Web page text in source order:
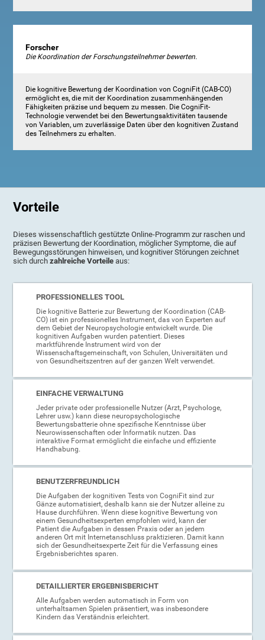
Forscher
Die Koordination der Forschungsteilnehmer bewerten.
Die kognitive Bewertung der Koordination von CogniFit (CAB-CO)
ermöglicht es, die mit der Koordination zusammenhängenden
Fähigkeiten präzise und bequem zu messen. Die CogniFit-
Technologie verwendet bei den Bewertungsaktivitäten tausende
von Variablen, um zuverlässige Daten über den kognitiven Zustand
des Teilnehmers zu erhalten.
Vorteile
Dieses wissenschaftlich gestützte Online-Programm zur raschen und
präzisen Bewertung der Koordination, möglicher Symptome, die auf
Bewegungsstörungen hinweisen, und kognitiver Störungen zeichnet
sich durchzahlreiche Vorteile aus:
PROFESSIONELLES TOOL
Die kognitive Batterie zur Bewertung der Koordination (CAB-
CO) ist ein professionelles Instrument, das von Experten auf
dem Gebiet der Neuropsychologie entwickelt wurde. Die
kognitiven Aufgaben wurden patentiert. Dieses
marktführende Instrument wird von der
Wissenschaftsgemeinschaft, von Schulen, Universitäten und
von Gesundheitszentren auf der ganzen Welt verwendet.
EINFACHE VERWALTUNG
Jeder private oder professionelle Nutzer (Arzt, Psychologe,
Lehrer usw.) kann diese neuropsychologische
Bewertungsbatterie ohne spezifische Kenntnisse über
Neurowissenschaften oder Informatik nutzen. Das
interaktive Format ermöglicht die einfache und effiziente
Handhabung.
BENUTZERFREUNDLICH
Die Aufgaben der kognitiven Tests von CogniFit sind zur
Gänze automatisiert, deshalb kann sie der Nutzer alleine zu
Hause durchführen. Wenn diese kognitive Bewertung von
einem Gesundheitsexperten empfohlen wird, kann der
Patient die Aufgaben in dessen Praxis oder an jedem
anderen Ort mit Internetanschluss praktizieren. Damit kann
sich der Gesundheitsexperte Zeit für die Verfassung eines
Ergebnisberichtes sparen.
DETAILLIERTER ERGEBNISBERICHT
Alle Aufgaben werden automatisch in Form von
unterhaltsamen Spielen präsentiert, was insbesondere
Kindern das Verständnis erleichtert.